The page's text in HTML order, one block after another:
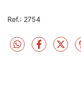
Ref.: 2754